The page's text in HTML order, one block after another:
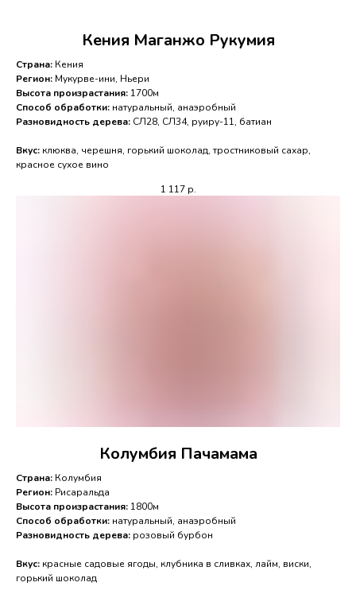
Кения Маганжо Рукумия
Страна: Кения
Регион: Мукурве-ини, Ньери
Высота произрастания: 1700м
Способ обработки: натуральный, анаэробный
Разновидность дерева: СЛ28, СЛ34, руиру-11, батиан
Вкус: клюква, черешня, горький шоколад, тростниковый сахар,
красное сухое вино
1 117 р.
Колумбия Пачамама
Страна: Колумбия
Регион: Рисаральда
Высота произрастания: 1800м
Способ обработки: натуральный, анаэробный
Разновидность дерева: розовый бурбон
Вкус: красные садовые ягоды, клубника в сливках, лайм, виски,
горький шоколад